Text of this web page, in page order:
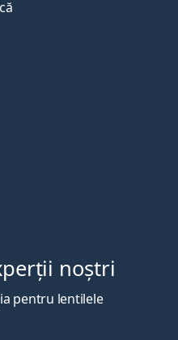
noștri
pentru lentilele